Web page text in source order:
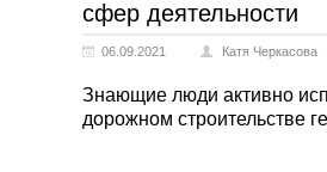
сфер деятельности
06.09.2021 Катя Черкасова
Знающие люди активно
дорожном строительстве